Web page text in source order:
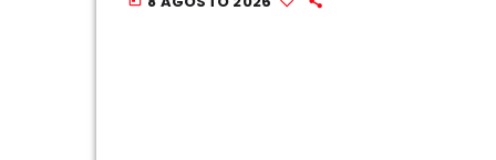
operativi dalla mezzanotte di sabato 8